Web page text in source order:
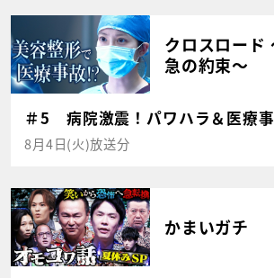
クロスロード
急の約束～
＃5 病院激震！パワハラ＆医療
8月4日(火)放送分
かまいガチ